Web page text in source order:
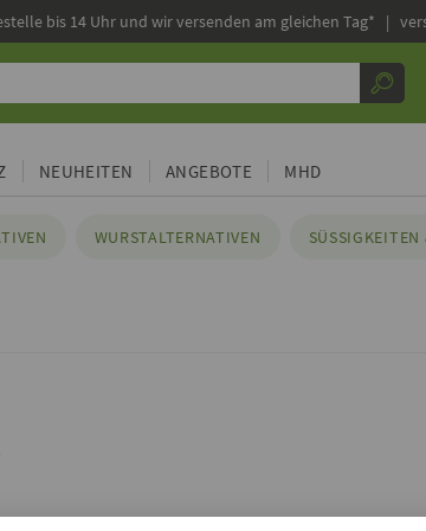
bis 14 Uhr und wir versenden am gleichen Tag* |
NEUHEITEN ANGEBOTE MHD
WURSTALTERNATIVEN SÜSSIGKEITEN